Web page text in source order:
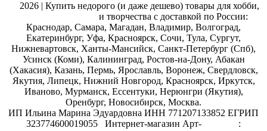
2026 | Купить недорого (и даже дешево) товары для хобби,
и творчества с доставкой по России:
Краснодар, Самара, Магадан, Владимир, Волгоград,
Екатеринбург, Уфа, Красноярск, Сочи, Тула, Сургут,
Нижневартовск, Ханты-Мансийск, Санкт-Петербург (Спб),
Усинск (Коми), Калининград, Ростов-на-Дону, Абакан
(Хакасия), Казань, Пермь, Ярославль, Воронеж, Свердловск,
Якутия, Липецк, Нижний Новгород, Красноярск, Иркутск,
Иваново, Мурманск, Ессентуки, Нерюнгри (Якутия),
Оренбург, Новосибирск, Москва.
ИП Ильина Марина Эдуардовна ИНН 771207133852 ЕГРИП
323774600019055
Интернет-магазин Арт-
: